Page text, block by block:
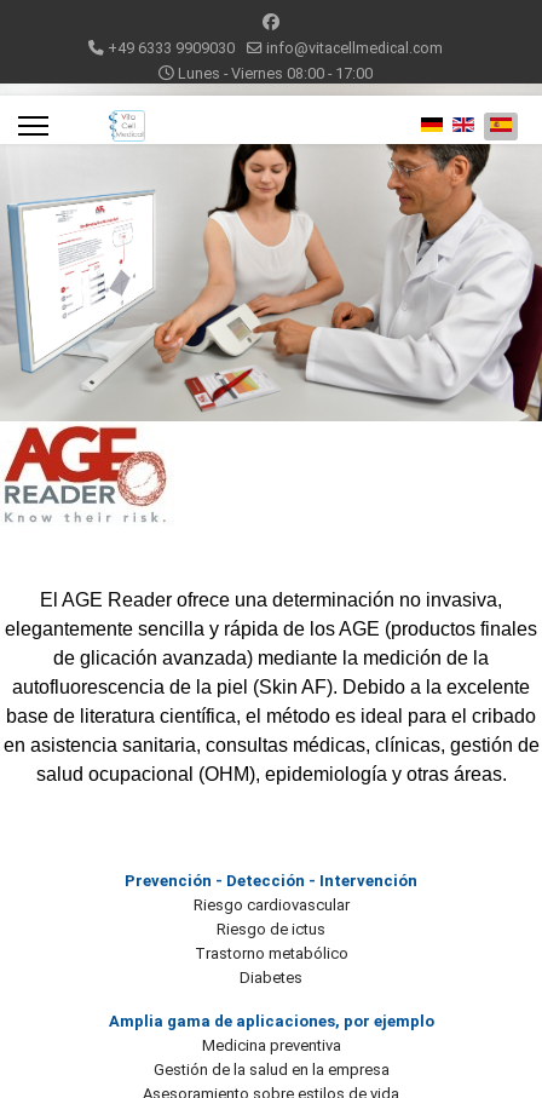
+49 6333 9909030
info@vitacellmedical.com
Lunes - Viernes 08:00 - 17:00
Seleccione su
El AGE Reader ofrece una determinación no invasiva,
elegantemente sencilla y rápida de los AGE (productos finales
de glicación avanzada) mediante la medición de la
autofluorescencia de la piel (Skin AF). Debido a la excelente
base de literatura científica, el método es ideal para el cribado
en asistencia sanitaria, consultas médicas, clínicas, gestión de
salud ocupacional (OHM), epidemiología y otras áreas.
Prevención - Detección - Intervención
Riesgo cardiovascular
Riesgo de ictus
Trastorno metabólico
Diabetes
Amplia gama de aplicaciones, por ejemplo
Medicina preventiva
Gestión de la salud en la empresa
Asesoramiento sobre estilos de vida